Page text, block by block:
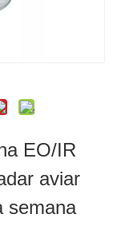
EO/IR
aviar
semana